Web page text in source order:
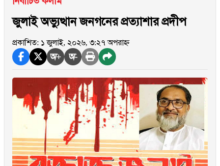
জুলাই অভ্যুত্থান জনগনের প্রত্যাশার প্রদীপ
প্রকাশিত: ১ জুলাই, ২০২৬, ৩:২৭ অপরাহ্ন
অ+ অ-